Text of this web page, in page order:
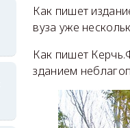
Как пишет
вуза уже
Как пишет
зданием